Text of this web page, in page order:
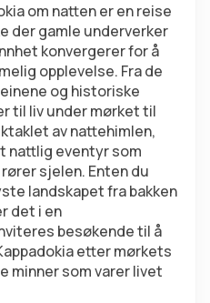
om natten er en reise
der gamle underverker
konvergerer for å
opplevelse. Fra de
og historiske
til liv under mørket til
av nattehimlen,
nattlig eventyr som
sjelen. Enten du
landskapet fra bakken
det i en
besøkende til å
etter mørkets
minner som varer livet